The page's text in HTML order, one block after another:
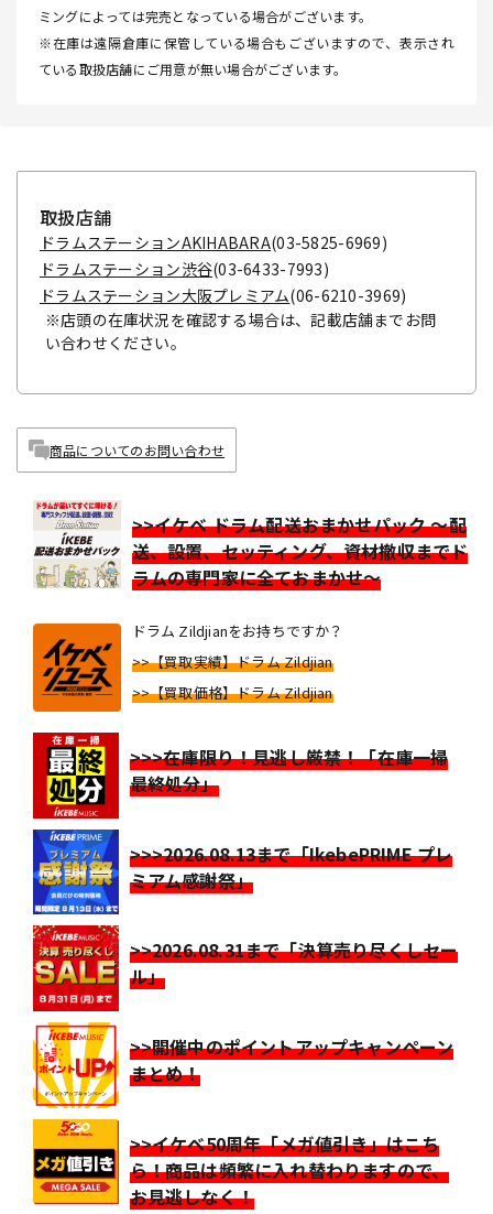
ミングによっては完売となっている場合がございます。
※在庫は遠隔倉庫に保管している場合もございますので、表示され
ている取扱店舗にご用意が無い場合がございます。
取扱店舗
ドラムステーションAKIHABARA(03-5825-6969)
ドラムステーション渋谷(03-6433-7993)
ドラムステーション大阪プレミアム(06-6210-3969)
※店頭の在庫状況を確認する場合は、記載店舗までお問
い合わせください。
商品についてのお問い合わせ
>>イケベ ドラム配送おまかせパック ～配
送、設置、セッティング、資材撤収までド
ラムの専門家に全ておまかせ～
ドラム Zildjianをお持ちですか？
>>【買取実績】ドラム Zildjian
>>【買取価格】ドラム Zildjian
>>>在庫限り！見逃し厳禁！「在庫一掃
最終処分」
>>>2026.08.13まで「IkebePRIME プレ
ミアム感謝祭」
>>2026.08.31まで「決算売り尽くしセー
ル」
>>開催中のポイントアップキャンペーン
まとめ！
>>イケベ50周年「メガ値引き」はこち
ら！商品は頻繁に入れ替わりますので、
お見逃しなく！